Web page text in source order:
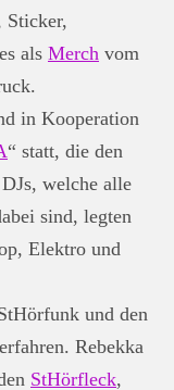
Sticker,
als Merch vom
in Kooperation
“ statt, die den
welche alle
sind, legten
Elektro und
und den
Rebekka
StHörfleck,